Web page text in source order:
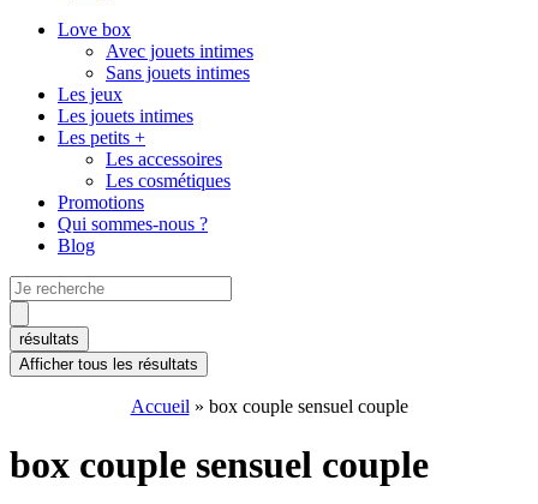
Love box
Avec jouets intimes
Sans jouets intimes
Les jeux
Les jouets intimes
Les petits +
Les accessoires
Les cosmétiques
Promotions
Qui sommes-nous ?
Blog
Search
...
résultats
Afficher tous les résultats
Accueil » box couple sensuel couple
box couple sensuel couple